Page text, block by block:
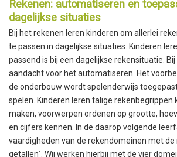
Rekenen: automatiseren en
dagelijkse situaties
Bij het rekenen leren kinderen om allerlei
te passen in dagelijkse situaties. Kinderen
passend is bij een dagelijkse rekensituatie. Bij
aandacht voor het automatiseren. Het
de onderbouw wordt spelenderwijs
spelen. Kinderen leren talige rekenbegrippen
maken, voorwerpen ordenen op grootte,
en cijfers kennen. In de daarop volgende
vaardigheden van de rekendomeinen met de
getallen´. Wij werken hierbij met de vier